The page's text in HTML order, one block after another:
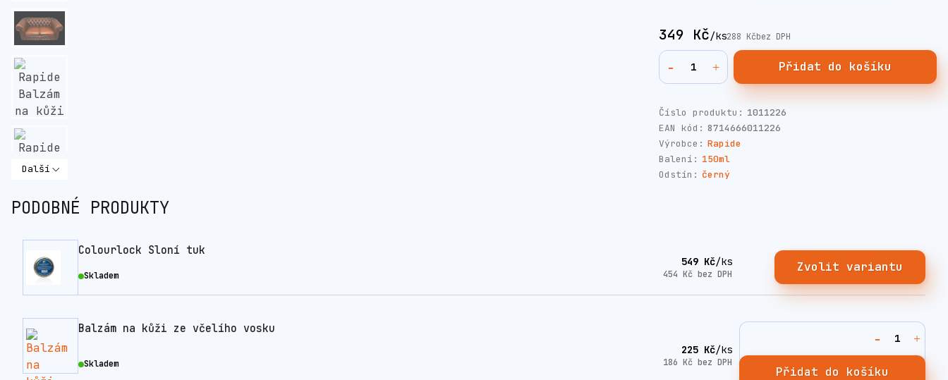
Další
349 Kč/ks288 Kčbez DPH
Přidat do košíku
Číslo produktu: 1011226
EAN kód: 8714666011226
Výrobce: Rapide
Balení: 150ml
Odstín: černý
PODOBNÉ PRODUKTY
Colourlock Sloní tuk
549 Kč/ks
454 Kč bez DPH
Skladem
Zvolit variantu
Balzám na kůži ze včelího vosku
225 Kč/ks
186 Kč bez DPH
Skladem
Přidat do košíku